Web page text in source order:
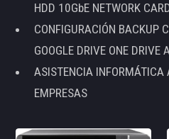
HDD 10GbE NETWORK
CONFIGURACIÓN BACKUP
GOOGLE DRIVE ONE DRIVE
ASISTENCIA INFORMÁTICA
EMPRESAS